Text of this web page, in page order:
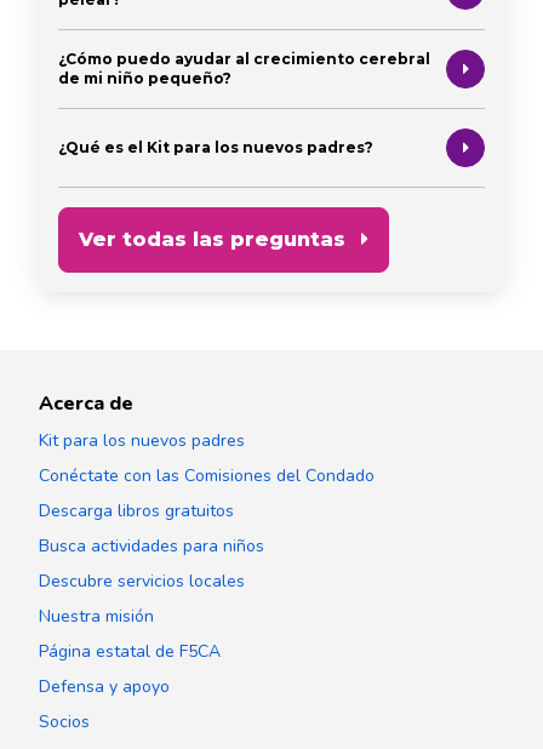
¿Cómo puedo ayudar al crecimiento cerebral
de mi niño pequeño?
¿Qué es el Kit para los nuevos padres?
Ver todas las preguntas
Acerca de
Kit para los nuevos padres
Conéctate con las Comisiones del Condado
Descarga libros gratuitos
Busca actividades para niños
Descubre servicios locales
Nuestra misión
Página estatal de F5CA
Defensa y apoyo
Socios